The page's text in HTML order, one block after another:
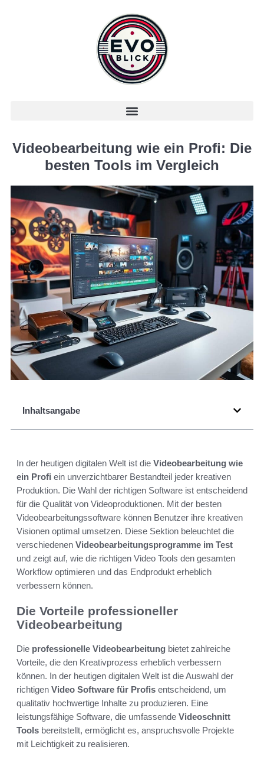
Videobearbeitung wie ein Profi: Die
besten Tools im Vergleich
Inhaltsangabe
In der heutigen digitalen Welt ist die Videobearbeitung wie
ein Profi ein unverzichtbarer Bestandteil jeder kreativen
Produktion. Die Wahl der richtigen Software ist entscheidend
für die Qualität von Videoproduktionen. Mit der besten
Videobearbeitungssoftware können Benutzer ihre kreativen
Visionen optimal umsetzen. Diese Sektion beleuchtet die
verschiedenen Videobearbeitungsprogramme im Test
und zeigt auf, wie die richtigen Video Tools den gesamten
Workflow optimieren und das Endprodukt erheblich
verbessern können.
Die Vorteile professioneller
Videobearbeitung
Die professionelle Videobearbeitung bietet zahlreiche
Vorteile, die den Kreativprozess erheblich verbessern
können. In der heutigen digitalen Welt ist die Auswahl der
richtigen Video Software für Profis entscheidend, um
qualitativ hochwertige Inhalte zu produzieren. Eine
leistungsfähige Software, die umfassende Videoschnitt
Tools bereitstellt, ermöglicht es, anspruchsvolle Projekte
mit Leichtigkeit zu realisieren.